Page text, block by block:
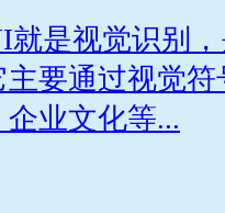
是视觉识别
要通过视觉
业文化等...